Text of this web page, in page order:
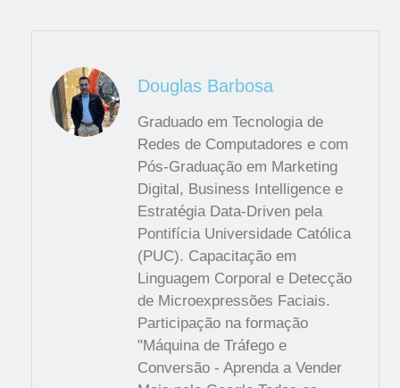
Douglas Barbosa
Graduado em Tecnologia de
Redes de Computadores e com
Pós-Graduação em Marketing
Digital, Business Intelligence e
Estratégia Data-Driven pela
Pontifícia Universidade Católica
(PUC). Capacitação em
Linguagem Corporal e Detecção
de Microexpressões Faciais.
Participação na formação
"Máquina de Tráfego e
Conversão - Aprenda a Vender